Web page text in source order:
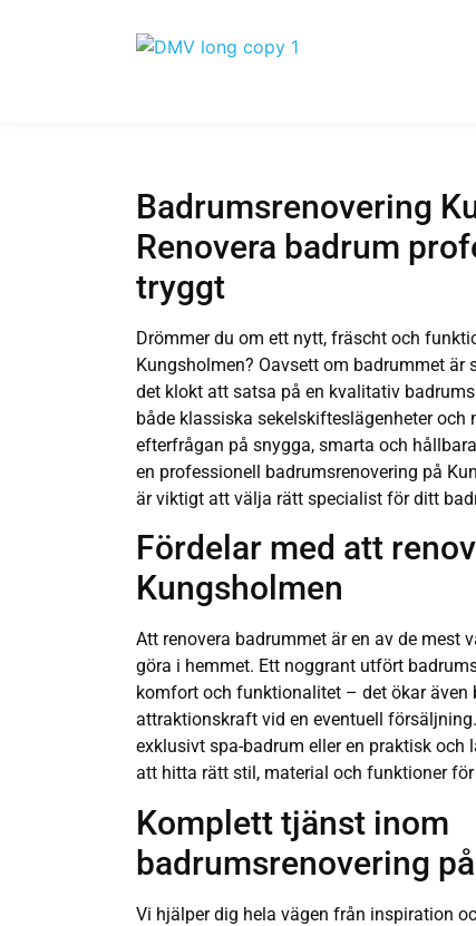
Badrumsrenovering
Renovera badrum
tryggt
Drömmer du om ett nytt, fräscht och
Kungsholmen? Oavsett om badrummet är
det klokt att satsa på en kvalitativ
både klassiska sekelskifteslägenheter och
efterfrågan på snygga, smarta och
en professionell badrumsrenovering på
är viktigt att välja rätt specialist för ditt
Fördelar med att
Kungsholmen
Att renovera badrummet är en av de mest
göra i hemmet. Ett noggrant utfört
komfort och funktionalitet – det ökar även
attraktionskraft vid en eventuell
exklusivt spa-badrum eller en praktisk
att hitta rätt stil, material och funktioner
Komplett tjänst inom
badrumsrenovering
Vi hjälper dig hela vägen från inspiration